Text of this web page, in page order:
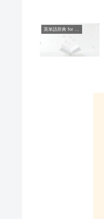
英単語辞典 for Beginners